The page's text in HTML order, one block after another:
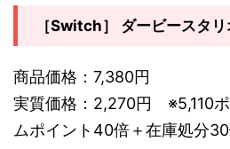
［Switch］ ダービースタ
商品価格：7,380円
実質価格：2,270円 ※5,110
ムポイント40倍＋在庫処分